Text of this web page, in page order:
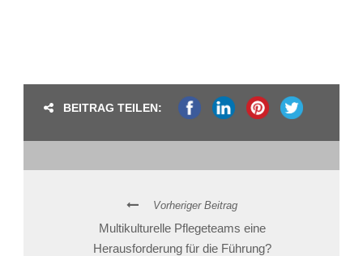
BEITRAG TEILEN:
Vorheriger Beitrag
Multikulturelle Pflegeteams eine
Herausforderung für die Führung?